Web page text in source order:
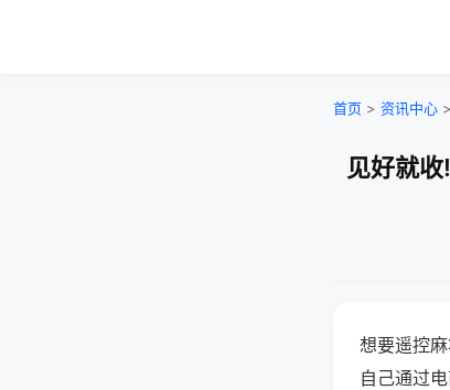
首页 > 资讯中心 >
见好就
想要遥控
自己通过